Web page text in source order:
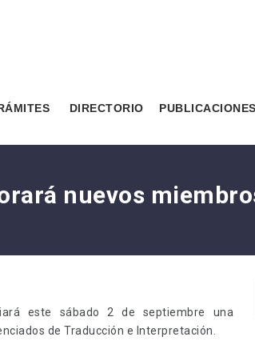
DIRECTORIO PUBLICACIONES
nuevos
este sábado 2 de septiembre una
de Traducción e Interpretación.